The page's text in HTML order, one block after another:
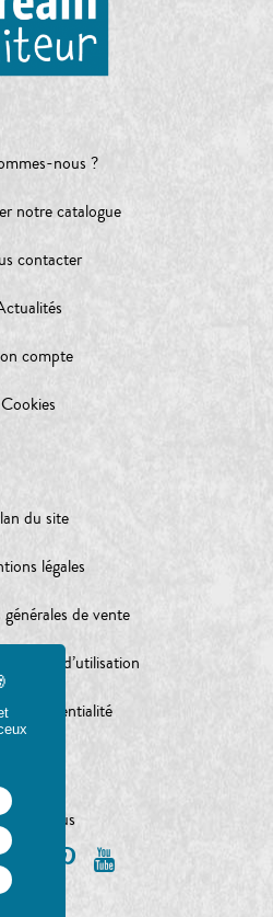
nous ?
notre catalogue
contacter
compte
Cookies
du site
légales
de vente
d’utilisation
confidentialité
nous